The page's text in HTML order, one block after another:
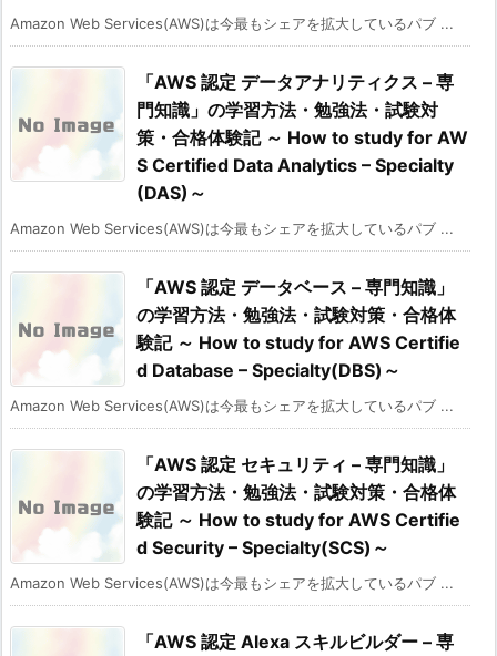
Amazon Web Services(AWS)は今最もシェアを拡大しているパブ ...
「AWS 認定 データアナリティクス – 専
門知識」の学習方法・勉強法・試験対
策・合格体験記 ～ How to study for AW
S Certified Data Analytics – Specialty
(DAS)～
Amazon Web Services(AWS)は今最もシェアを拡大しているパブ ...
「AWS 認定 データベース – 専門知識」
の学習方法・勉強法・試験対策・合格体
験記 ～ How to study for AWS Certifie
d Database – Specialty(DBS)～
Amazon Web Services(AWS)は今最もシェアを拡大しているパブ ...
「AWS 認定 セキュリティ – 専門知識」
の学習方法・勉強法・試験対策・合格体
験記 ～ How to study for AWS Certifie
d Security – Specialty(SCS)～
Amazon Web Services(AWS)は今最もシェアを拡大しているパブ ...
「AWS 認定 Alexa スキルビルダー – 専